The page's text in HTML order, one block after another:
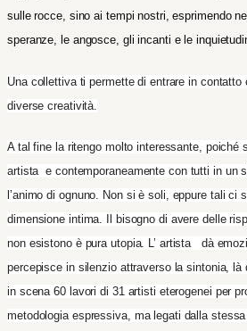
sulle rocce, sino ai tempi nostri, esprimendo
speranze, le angosce, gli incanti e le
Una collettiva ti permette di entrare in contatto
diverse creatività.
A tal fine la ritengo molto interessante, poiché
artista e contemporaneamente con tutti in un
l’animo di ognuno. Non si è soli, eppure tali ci
dimensione intima. Il bisogno di avere delle
non esistono è pura utopia. L’ artista dà
percepisce in silenzio attraverso la sintonia, là
in scena 60 lavori di 31 artisti eterogenei per
metodologia espressiva, ma legati dalla